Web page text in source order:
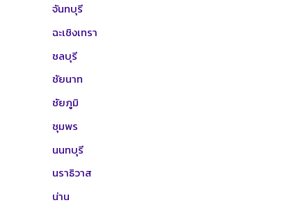
จันทบุรี
ฉะเชิงเทรา
ชลบุรี
ชัยนาท
ชัยภูมิ
ชุมพร
นนทบุรี
นราธิวาส
น่าน